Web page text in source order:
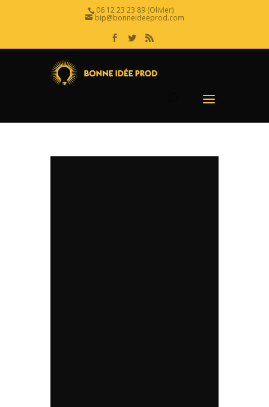
06 12 23 23 89 (Olivier)
bip@bonneideeprod.com